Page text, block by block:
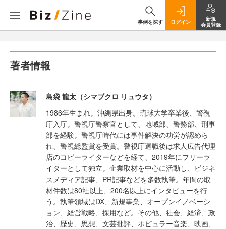
事例を探す ログイン
新規
会員登録
著者情報
島袋 龍太（シマブクロ リュウタ）
1986年生まれ。沖縄県出身。琉球大学卒業後、警視
庁入庁。警視庁警察官として、地域部、警務部、刑事
部を経験。警視庁時代には事件解決の功労が認めら
れ、警視総監賞を受賞。警視庁退職後は求人広告代理
店のコピーライターなどを経て、2019年にフリーラ
イターとして独立。企業取材を中心に活動し、ビジネ
スメディア記事、PR記事などを多数執筆。年間の取
材件数は80社以上、200名以上にインタビューを行
う。執筆領域はDX、新規事業、オープンイノベーシ
ョン、経営戦略、採用など。その他、社会、経済、政
治、歴史、思想、文芸批評、ポピュラー音楽、映画、